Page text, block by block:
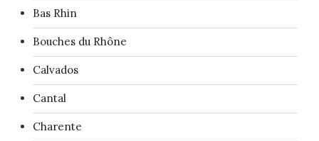
Bas Rhin
Bouches du Rhône
Calvados
Cantal
Charente